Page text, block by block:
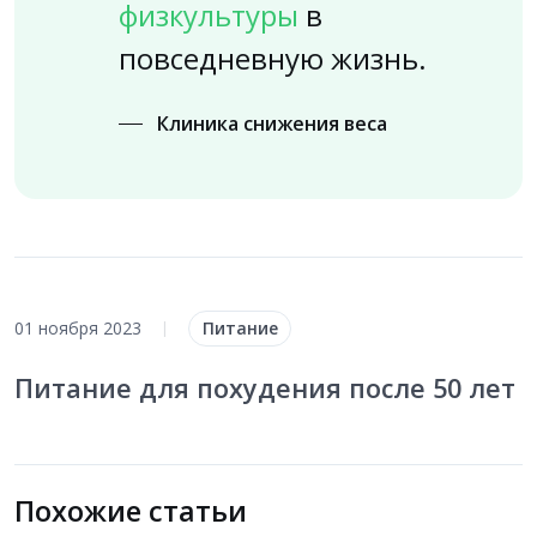
физкультуры в
повседневную жизнь.
Клиника снижения веса
01 ноября 2023 | Питание
Питание для похудения после 50 лет
Похожие статьи